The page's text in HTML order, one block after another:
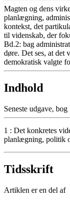
Magten og dens
planlægning,
kontekst, det
til videnskab, der
Bd.2: bag
døre. Det ses, at
demokratisk valgte
Indhold
Seneste udgave, bog
1 : Det konkretes
planlægning, politik
Tidsskrift
Artiklen er en del af